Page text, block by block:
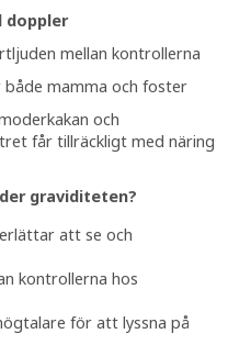
doppler
mellan kontrollerna
både mamma och foster
och
får tillräckligt med näring
graviditeten?
att se och
kontrollerna hos
för att lyssna på